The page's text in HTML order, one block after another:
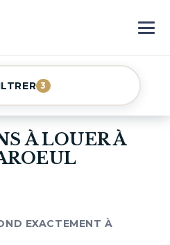
3
À LOUER À
EXACTEMENT À